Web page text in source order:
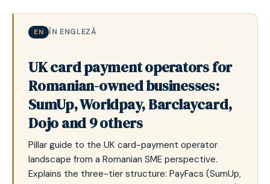
EN ÎN ENGLEZĂ
UK card payment operators for
Romanian-owned businesses:
SumUp, Worldpay, Barclaycard,
Dojo and 9 others
Pillar guide to the UK card-payment operator
landscape from a Romanian SME perspective.
Explains the three-tier structure: PayFacs (SumUp,